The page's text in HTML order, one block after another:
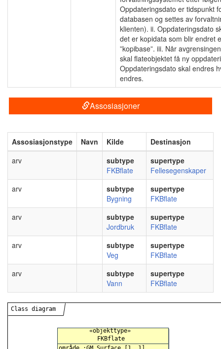
Oppdateringsdato er tidspunkt
databasen og settes av
klienten). ii. Oppdateringsdato
det er kopidata som blir endret
”kopibase”. iii. Når
skal flateobjektet få ny
Oppdateringsdato skal endres
endres.
Assosiasjoner
Assosiasjonstype Navn Kilde
Destinasjon
arv
subtype
FKBflate
supertype
Fellesegenskaper
arv
subtype
Bygning
supertype
FKBflate
arv
subtype
Jordbruk
supertype
FKBflate
arv
subtype
Veg
supertype
FKBflate
arv
subtype
Vann
supertype
FKBflate